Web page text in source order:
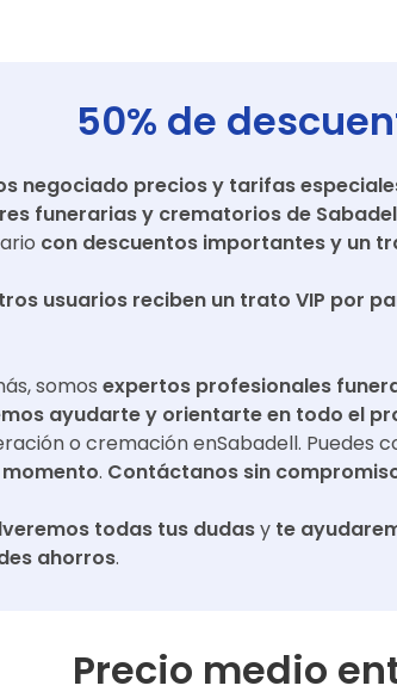
50% de
negociado precios y tarifas
funerarias y crematorios de
con descuentos importantes y un
usuarios reciben un trato VIP por
somos expertos profesionales
ayudarte y orientarte en todo el
o cremación enSabadell. Puedes
. Contáctanos sin
todas tus dudasy te
ahorros.
Precio medio